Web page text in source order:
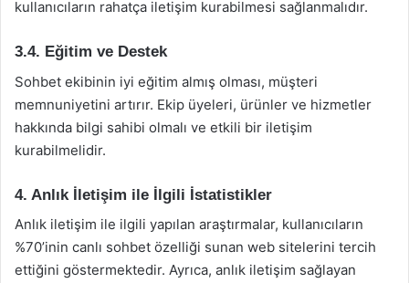
kullanıcıların rahatça iletişim kurabilmesi sağlanmalıdır.
3.4. Eğitim ve Destek
Sohbet ekibinin iyi eğitim almış olması, müşteri
memnuniyetini artırır. Ekip üyeleri, ürünler ve hizmetler
hakkında bilgi sahibi olmalı ve etkili bir iletişim
kurabilmelidir.
4. Anlık İletişim ile İlgili İstatistikler
Anlık iletişim ile ilgili yapılan araştırmalar, kullanıcıların
%70’inin canlı sohbet özelliği sunan web sitelerini tercih
ettiğini göstermektedir. Ayrıca, anlık iletişim sağlayan